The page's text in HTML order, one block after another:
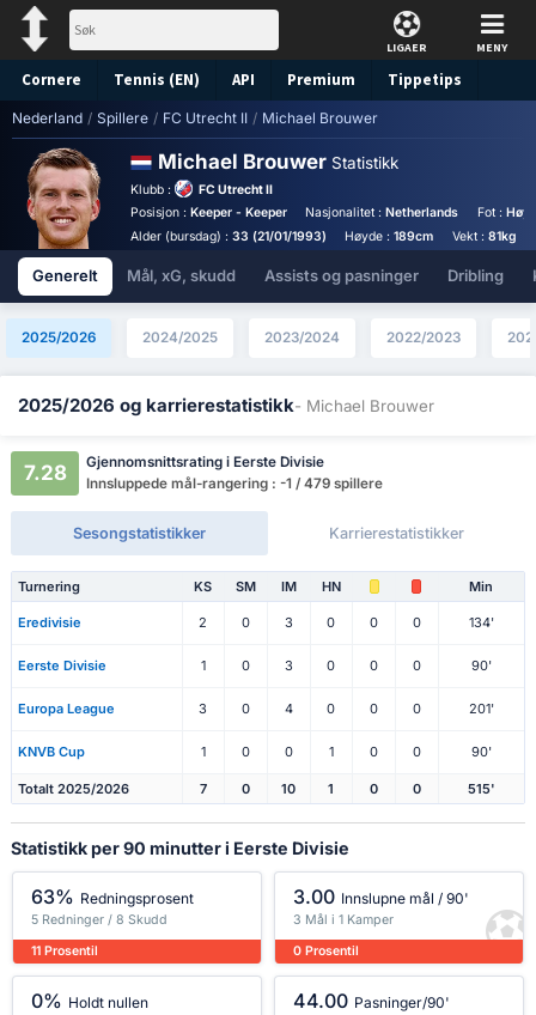
LIGAER MENY
Cornere Tennis (EN) API Premium Tippetips
Nederland / Spillere / FC Utrecht II / Michael Brouwer
Michael Brouwer Statistikk
Klubb :
FC Utrecht II
Posisjon : Keeper - Keeper Nasjonalitet :Netherlands Fot :
Alder (bursdag) : 33 (21/01/1993) Høyde :189cm Vekt : 81kg
Generelt Mål, xG, skudd Assists og pasninger Dribling
2025/2026 2024/2025 2023/2024 2022/2023
2025/2026 og karrierestatistikk- Michael Brouwer
7.28
Gjennomsnittsrating i Eerste Divisie
Innsluppede mål-rangering : -1 / 479 spillere
Sesongstatistikker Karrierestatistikker
Turnering KS SM IM HN Min
Eredivisie 2 0 3 0 0 0 134'
Eerste Divisie 1 0 3 0 0 0 90'
Europa League 3 0 4 0 0 0 201'
KNVB Cup 1 0 0 1 0 0 90'
Totalt 2025/2026 7 0 10 1 0 0 515'
Statistikk per 90 minutter i Eerste Divisie
63% Redningsprosent
5 Redninger / 8 Skudd
11 Prosentil
3.00 Innslupne mål / 90'
3 Mål i 1 Kamper
0 Prosentil
0% Holdt nullen 44.00 Pasninger/90'